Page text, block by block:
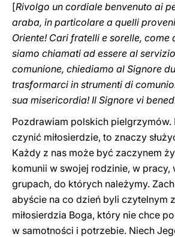
[Rivolgo un cordiale benvenuto ai
araba, in particolare a quelli
Oriente! Cari fratelli e sorelle, come
siamo chiamati ad essere al
comunione, chiediamo al Signore
trasformarci in strumenti di
sua misericordia! Il Signore vi
Pozdrawiam polskich pielgrzymów.
czynić miłosierdzie, to znaczy
Każdy z nas może być zaczynem
komunii w swojej rodzinie, w pracy,
grupach, do których należymy.
abyście na co dzień byli czytelnym
miłosierdzia Boga, który nie chce
w samotności i potrzebie. Niech